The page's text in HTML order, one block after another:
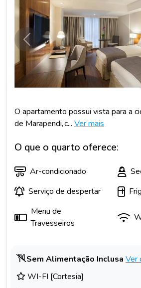
Anterior
O apartamento possui vista para a
de Marapendi, c... Ver mais
O que o quarto oferece:
Ar-condicionado
Serviço de despertar
Menu de
Travesseiros
Sem Alimentação Inclusa Ver
WI-FI [Cortesia]